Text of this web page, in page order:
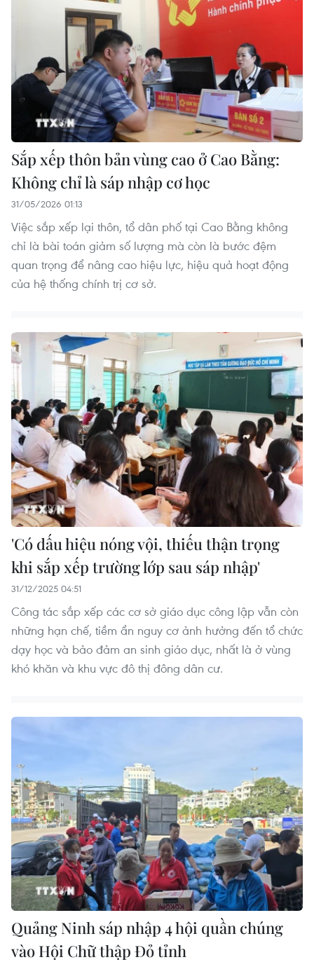
Sắp xếp thôn bản vùng cao ở Cao Bằng:
Không chỉ là sáp nhập cơ học
31/05/2026 01:13
Việc sắp xếp lại thôn, tổ dân phố tại Cao Bằng không
chỉ là bài toán giảm số lượng mà còn là bước đệm
quan trọng để nâng cao hiệu lực, hiệu quả hoạt động
của hệ thống chính trị cơ sở.
'Có dấu hiệu nóng vội, thiếu thận trọng
khi sắp xếp trường lớp sau sáp nhập'
31/12/2025 04:51
Công tác sắp xếp các cơ sở giáo dục công lập vẫn còn
những hạn chế, tiềm ẩn nguy cơ ảnh hưởng đến tổ chức
dạy học và bảo đảm an sinh giáo dục, nhất là ở vùng
khó khăn và khu vực đô thị đông dân cư.
Quảng Ninh sáp nhập 4 hội quần chúng
vào Hội Chữ thập Đỏ tỉnh